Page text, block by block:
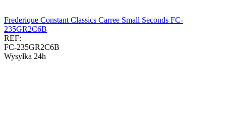
Frederique Constant Classics Carree Small Seconds FC-
235GR2C6B
REF:
FC-235GR2C6B
Wysyłka 24h